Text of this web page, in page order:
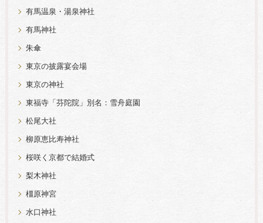
有馬温泉・湯泉神社
有馬神社
朱傘
東京の披露宴会場
東京の神社
東福寺「芬陀院」別名：雪舟庭園
松尾大社
柳原恵比寿神社
桜咲く京都で結婚式
梨木神社
橿原神宮
水口神社